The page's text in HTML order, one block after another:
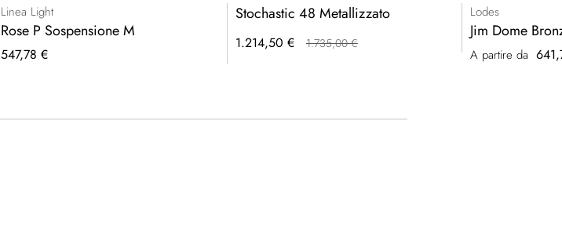
Linea Light
Rose P Sospensione M
547,78 €
Stochastic 48 Metallizzato
1.214,50 € 1.735,00 €
Lodes
Jim Dome
A partire da